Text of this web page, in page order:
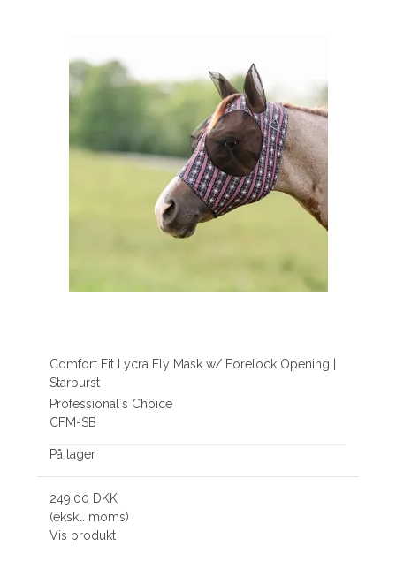
Comfort Fit Lycra Fly Mask w/ Forelock Opening |
Starburst
Professional´s Choice
CFM-SB
På lager
249,00 DKK
(ekskl. moms)
Vis produkt